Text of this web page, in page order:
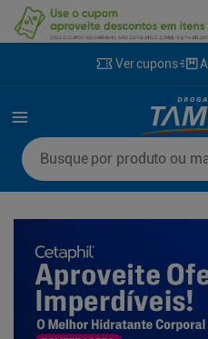
Ver cupons
Busque por produto ou
Termos mais buscados
4º
sabonete líquido
5º fralda xg
9º
10º